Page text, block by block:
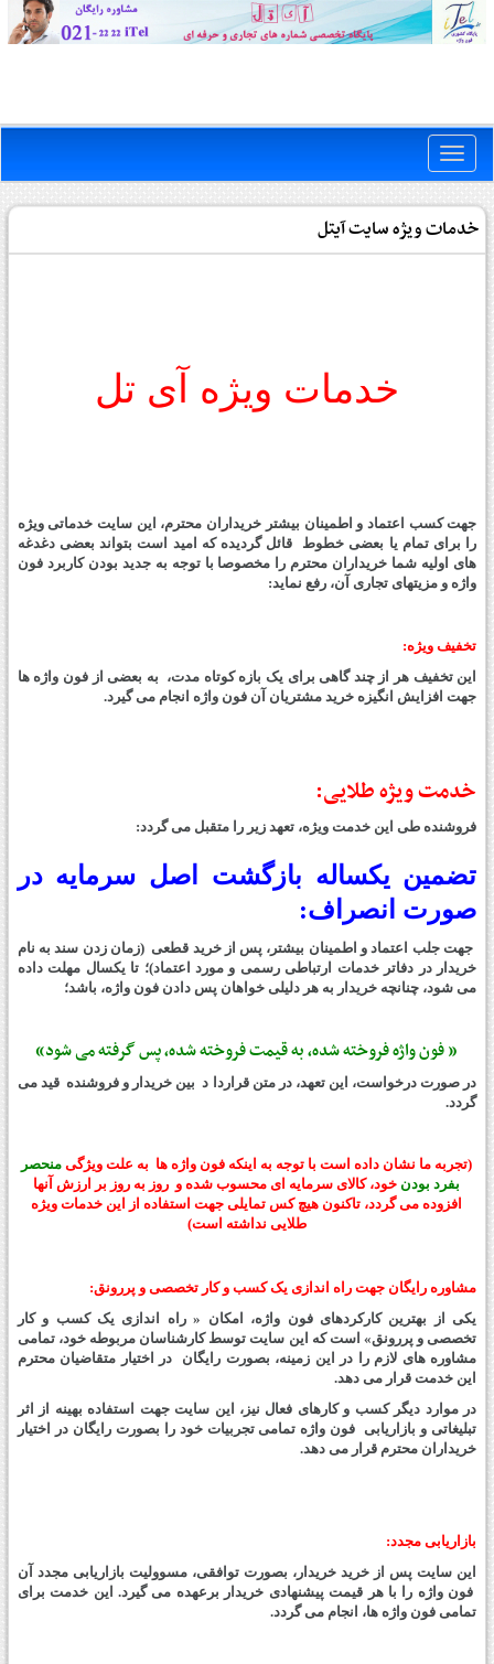
Toggle
خدمات ویژه سایت آیتل
خدمات ویژه آی تل
جهت کسب اعتماد و اطمینان بیشتر خریداران محترم، این سایت خدماتی ویژه
را برای تمام یا بعضی خطوط قائل گردیده که امید است بتواند بعضی دغدغه
های اولیه شما خریداران محترم را مخصوصا با توجه به جدید بودن کاربرد فون
واژه و مزیتهای تجاری آن، رفع نماید:
تخفیف ویژه:
این تخفیف هر از چند گاهی برای یک بازه کوتاه مدت، به بعضی از فون واژه ها
جهت افزایش انگیزه خرید مشتریان آن فون واژه انجام می گیرد.
خدمت ویژه طلایی:
فروشنده طی این خدمت ویژه، تعهد زیر را متقبل می گردد:
تضمین یکساله بازگشت اصل سرمایه در
صورت انصراف:
جهت جلب اعتماد و اطمینان بیشتر، پس از خرید قطعی (زمان زدن سند به نام
خریدار در دفاتر خدمات ارتباطی رسمی و مورد اعتماد)؛ تا یکسال مهلت داده
می شود، چنانچه خریدار به هر دلیلی خواهان پس دادن فون واژه، باشد؛
« فون واژه فروخته شده، به قیمت فروخته شده، پس گرفته می شود»
در صورت درخواست، این تعهد، در متن قراردا د بین خریدار و فروشنده قید می
گردد.
(تجربه ما نشان داده است با توجه به اینکه فون واژه ها به علت ویژگی منحصر
بفرد بودن خود، کالای سرمایه ای محسوب شده و روز به روز بر ارزش آنها
افزوده می گردد، تاکنون هیچ کس تمایلی جهت استفاده از این خدمات ویژه
طلایی نداشته است)
مشاوره رایگان جهت راه اندازی یک کسب و کار تخصصی و پررونق:
یکی از بهترین کارکردهای فون واژه، امکان « راه اندازی یک کسب و کار
تخصصی و پررونق» است که این سایت توسط کارشناسان مربوطه خود،تمامی
مشاوره های لازم را در این زمینه، بصورت رایگان در اختیار متقاضیان محترم
این خدمت قرار می دهد.
در موارد دیگر کسب و کارهای فعال نیز، این سایت جهت استفاده بهینه از اثر
تبلیغاتی و بازاریابی فون واژه تمامی تجربیات خود را بصورت رایگان در اختیار
خریداران محترم قرار می دهد.
بازاریابی مجدد:
این سایت پس از خرید خریدار، بصورت توافقی، مسوولیت بازاریابی مجدد آن
فون واژه را با هر قیمت پیشنهادی خریدار برعهده می گیرد. این خدمت برای
تمامی فون واژه ها، انجام می گردد.